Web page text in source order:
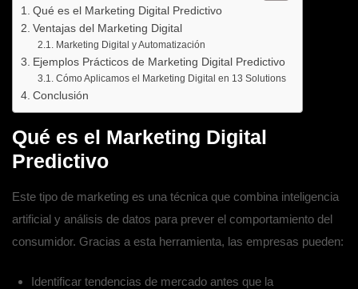
Qué es el Marketing Digital Predictivo
Ventajas del Marketing Digital
Marketing Digital y Automatización
Ejemplos Prácticos de Marketing Digital Predictivo
Cómo Aplicamos el Marketing Digital en 13 Solutions
Conclusión
Qué es el Marketing Digital
Predictivo
Este tipo de marketing es una técnica que combina inteligencia
artificial y análisis de datos para prever el comportamiento del
consumidor. Gracias a esta herramienta, las empresas pueden:
Identificar tendencias de mercado antes que la